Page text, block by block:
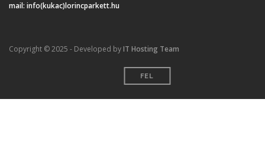
mail: info(kukac)lorincparkett.hu
Copyright © 2025 - Developed byIT Hosting Team
FEL